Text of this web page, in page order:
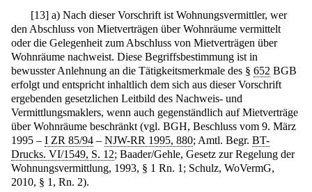
[13] a) Nach dieser Vorschrift ist Wohnungsvermittler, wer
den Abschluss von Mietverträgen über Wohnräume vermittelt
oder die Gelegenheit zum Abschluss von Mietverträgen über
Wohnräume nachweist. Diese Begriffsbestimmung ist in
bewusster Anlehnung an die Tätigkeitsmerkmale des § 652 BGB
erfolgt und entspricht inhaltlich dem sich aus dieser Vorschrift
ergebenden gesetzlichen Leitbild des Nachweis- und
Vermittlungsmaklers, wenn auch gegenständlich auf Mietverträge
über Wohnräume beschränkt (vgl. BGH, Beschluss vom 9. März
1995 – I ZR 85/94 – NJW-RR 1995, 880; Amtl. Begr. BT-
Drucks. VI/1549, S. 12; Baader/Gehle, Gesetz zur Regelung der
Wohnungsvermittlung, 1993, § 1 Rn. 1; Schulz, WoVermG,
2010, § 1, Rn. 2).